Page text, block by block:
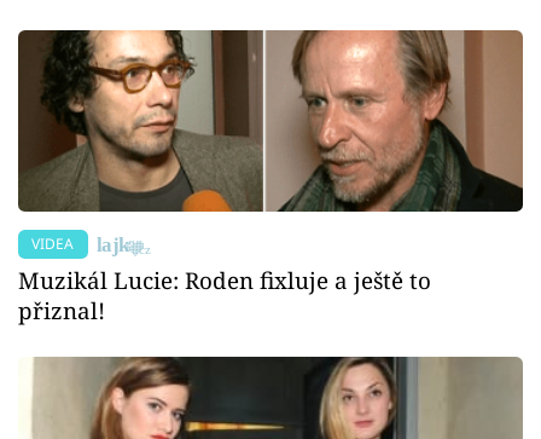
VIDEA
Muzikál Lucie: Roden fixluje a ještě to
přiznal!